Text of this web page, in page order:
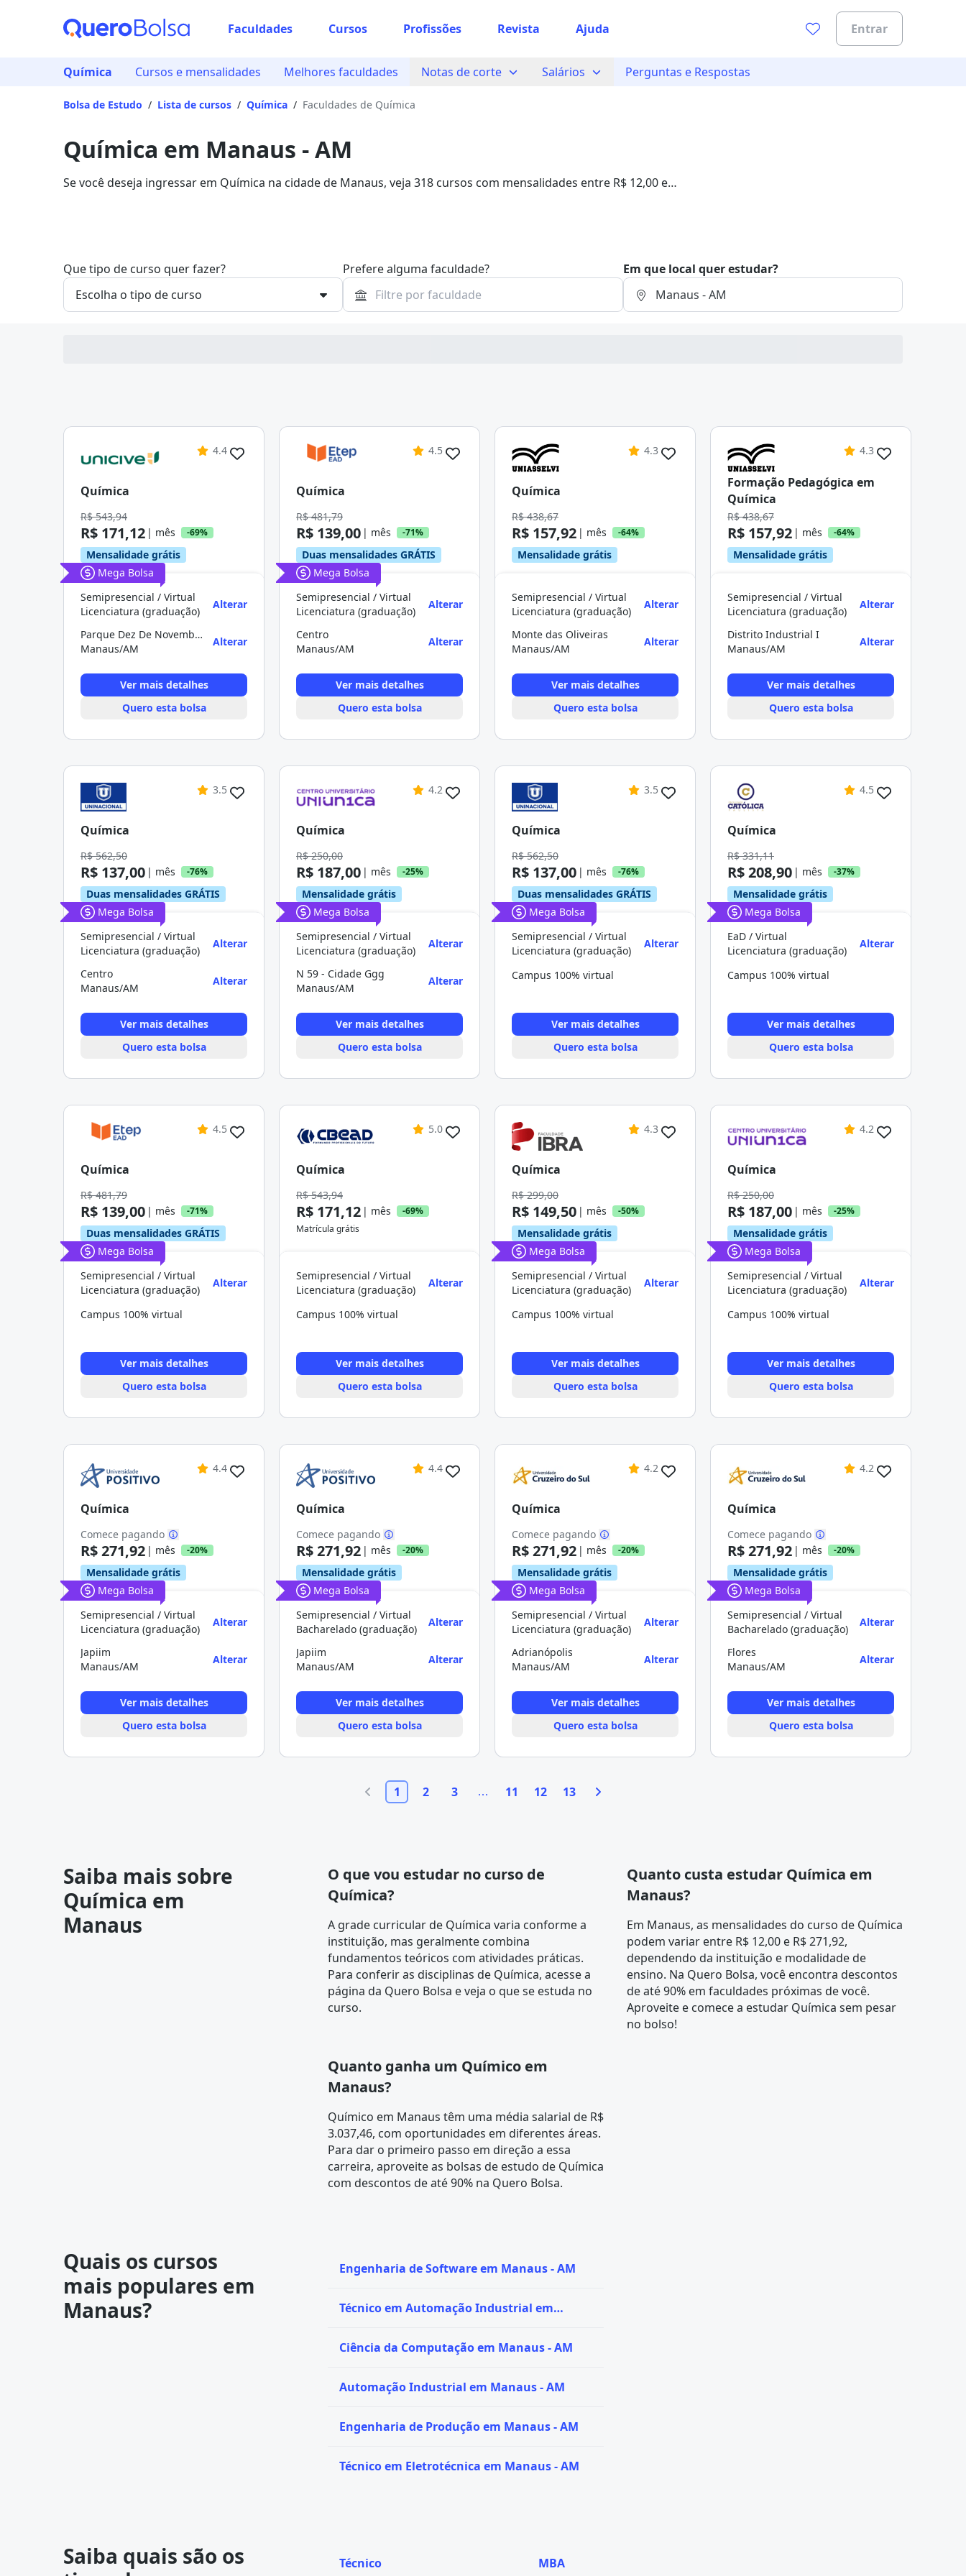
Faculdades Cursos Profissões Revista Ajuda Entrar
Química Cursos e mensalidades Melhores faculdades Notas de corte Salários Perguntas e Respostas
Bolsa de Estudo / Lista de cursos / Química / Faculdades de Química
Química em Manaus - AM
Se você deseja ingressar em Química na cidade de Manaus, veja 318 cursos com mensalidades entre R$ 12,00 e
Que tipo de curso quer fazer? Prefere alguma faculdade? Em que local quer estudar?
4.4
Química
R$ 543,94
R$ 171,12 | mês -69%
Mensalidade grátis
Mega Bolsa
Semipresencial / Virtual
Licenciatura (graduação)
Alterar
Parque Dez De Novembro
Manaus/AM
Alterar
Ver mais detalhes
Quero esta bolsa
4.5
Química
R$ 481,79
R$ 139,00 | mês -71%
Duas mensalidades GRÁTIS
Mega Bolsa
Semipresencial / Virtual
Licenciatura (graduação)
Alterar
Centro
Manaus/AM
Alterar
Ver mais detalhes
Quero esta bolsa
4.3
Química
R$ 438,67
R$ 157,92 | mês -64%
Mensalidade grátis
Semipresencial / Virtual
Licenciatura (graduação)
Alterar
Monte das Oliveiras
Manaus/AM
Alterar
Ver mais detalhes
Quero esta bolsa
4.3
Formação Pedagógica em
Química
R$ 438,67
R$ 157,92 | mês -64%
Mensalidade grátis
Semipresencial / Virtual
Licenciatura (graduação)
Alterar
Distrito Industrial I
Manaus/AM
Alterar
Ver mais detalhes
Quero esta bolsa
3.5
Química
R$ 562,50
R$ 137,00 | mês -76%
Duas mensalidades GRÁTIS
Mega Bolsa
Semipresencial / Virtual
Licenciatura (graduação)
Alterar
Centro
Manaus/AM
Alterar
Ver mais detalhes
Quero esta bolsa
4.2
Química
R$ 250,00
R$ 187,00 | mês -25%
Mensalidade grátis
Mega Bolsa
Semipresencial / Virtual
Licenciatura (graduação)
Alterar
N 59 - Cidade Ggg
Manaus/AM
Alterar
Ver mais detalhes
Quero esta bolsa
3.5
Química
R$ 562,50
R$ 137,00 | mês -76%
Duas mensalidades GRÁTIS
Mega Bolsa
Semipresencial / Virtual
Licenciatura (graduação)
Alterar
Campus 100% virtual
Ver mais detalhes
Quero esta bolsa
4.5
Química
R$ 331,11
R$ 208,90 | mês -37%
Mensalidade grátis
Mega Bolsa
EaD / Virtual
Licenciatura (graduação)
Alterar
Campus 100% virtual
Ver mais detalhes
Quero esta bolsa
4.5
Química
R$ 481,79
R$ 139,00 | mês -71%
Duas mensalidades GRÁTIS
Mega Bolsa
Semipresencial / Virtual
Licenciatura (graduação)
Alterar
Campus 100% virtual
Ver mais detalhes
Quero esta bolsa
5.0
Química
R$ 543,94
R$ 171,12 | mês
-69%
Matrícula grátis
Semipresencial / Virtual
Licenciatura (graduação)
Alterar
Campus 100% virtual
Ver mais detalhes
Quero esta bolsa
4.3
Química
R$ 299,00
R$ 149,50 | mês -50%
Mensalidade grátis
Mega Bolsa
Semipresencial / Virtual
Licenciatura (graduação)
Alterar
Campus 100% virtual
Ver mais detalhes
Quero esta bolsa
4.2
Química
R$ 250,00
R$ 187,00 | mês -25%
Mensalidade grátis
Mega Bolsa
Semipresencial / Virtual
Licenciatura (graduação)
Alterar
Campus 100% virtual
Ver mais detalhes
Quero esta bolsa
4.4
Química
Comece pagando
R$ 271,92 | mês -20%
Mensalidade grátis
Mega Bolsa
Semipresencial / Virtual
Licenciatura (graduação)
Alterar
Japiim
Manaus/AM
Alterar
Ver mais detalhes
Quero esta bolsa
4.4
Química
Comece pagando
R$ 271,92 | mês -20%
Mensalidade grátis
Mega Bolsa
Semipresencial / Virtual
Bacharelado (graduação)
Alterar
Japiim
Manaus/AM
Alterar
Ver mais detalhes
Quero esta bolsa
4.2
Química
Comece pagando
R$ 271,92 | mês -20%
Mensalidade grátis
Mega Bolsa
Semipresencial / Virtual
Licenciatura (graduação)
Alterar
Adrianópolis
Manaus/AM
Alterar
Ver mais detalhes
Quero esta bolsa
4.2
Química
Comece pagando
R$ 271,92 | mês -20%
Mensalidade grátis
Mega Bolsa
Semipresencial / Virtual
Bacharelado (graduação)
Alterar
Flores
Manaus/AM
Alterar
Ver mais detalhes
Quero esta bolsa
1 2 3 11 12 13
Saiba mais sobre
Química em
Manaus
O que vou estudar no curso de
Química?
A grade curricularde Química varia conforme a
instituição, mas geralmente combina
fundamentos teóricos com atividades práticas.
Para conferir as disciplinas de Química, acesse a
página da Quero Bolsa e veja o que se estuda no
curso.
Quanto custa estudar Química em
Manaus?
Em Manaus, as mensalidades do curso de Química
podem variar entre R$ 12,00 e R$ 271,92,
dependendo da instituição e modalidade de
ensino. Na Quero Bolsa, você encontra descontos
de até 90% em faculdades próximas de você.
Aproveite e comece a estudar Química sem pesar
no bolso!
Quanto ganha um Químico em
Manaus?
Químico em Manaus têm uma média salarial de R$
3.037,46, com oportunidades em diferentes áreas.
Para dar o primeiro passo em direção a essa
carreira, aproveite as bolsas de estudo de Química
com descontos de até 90% na Quero Bolsa.
Quais os cursos
mais populares em
Manaus?
Engenharia de Software em Manaus - AM
Técnico em Automação Industrial em
Ciência da Computação em Manaus - AM
Automação Industrial em Manaus - AM
Engenharia de Produção em Manaus - AM
Técnico em Eletrotécnica em Manaus - AM
Saiba quais são os
Técnico MBA